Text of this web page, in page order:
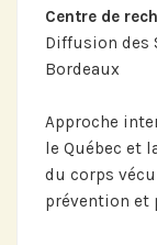
Centre de
Diffusion des
Bordeaux
Approche
le Québec et
du corps
prévention et